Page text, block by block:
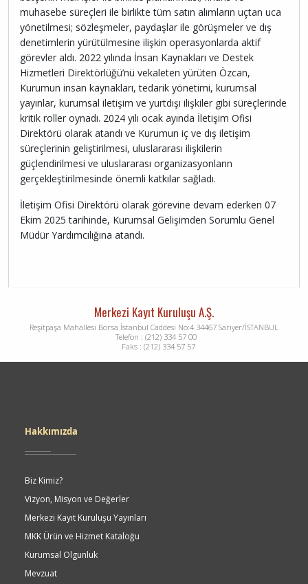
muhasebe süreçleri ile birlikte tüm satın alımların uçtan uca
yönetilmesi; sözleşmeler, paydaşlar ile görüşmeler ve dış
denetimlerin yürütülmesine ilişkin operasyonlarda aktif
görevler aldı. 2022 yılında İnsan Kaynakları ve Destek
Hizmetleri Direktörlüğü’nü vekaleten yürüten Özcan,
Kurumun insan kaynakları, tedarik yönetimi, kurumsal
yayınlar, kurumsal iletişim ve yurtdışı ilişkiler gibi süreçlerinde
kritik roller oynadı. 2024 yılı ocak ayında İletişim Ofisi
Direktörü olarak atandı ve Kurumun iç ve dış iletişim
süreçlerinin geliştirilmesi, uluslararası ilişkilerin
güçlendirilmesi ve uluslararası organizasyonların
gerçekleştirilmesinde önemli katkılar sağladı.
İletişim Ofisi Direktörü olarak görevine devam ederken 07
Ekim 2025 tarihinde, Kurumsal Gelişimden Sorumlu Genel
Müdür Yardımcılığına atandı.
Merkezi Kayıt Kuruluşu A.Ş.
Reşitpaşa Mahallesi Borsa İstanbul Caddesi No:4 34467 Sarıyer/İSTANBUL
Telefon : (212) 334 57 00
Faks : (212) 334 57 57
Hakkımızda
Biz Kimiz?
Vizyon, Misyon ve Değerler
Merkezi Kayıt Kuruluşu Yayınları
MKK Ürün ve Hizmet Kataloğu
Kurumsal Olgunluk
Mevzuat